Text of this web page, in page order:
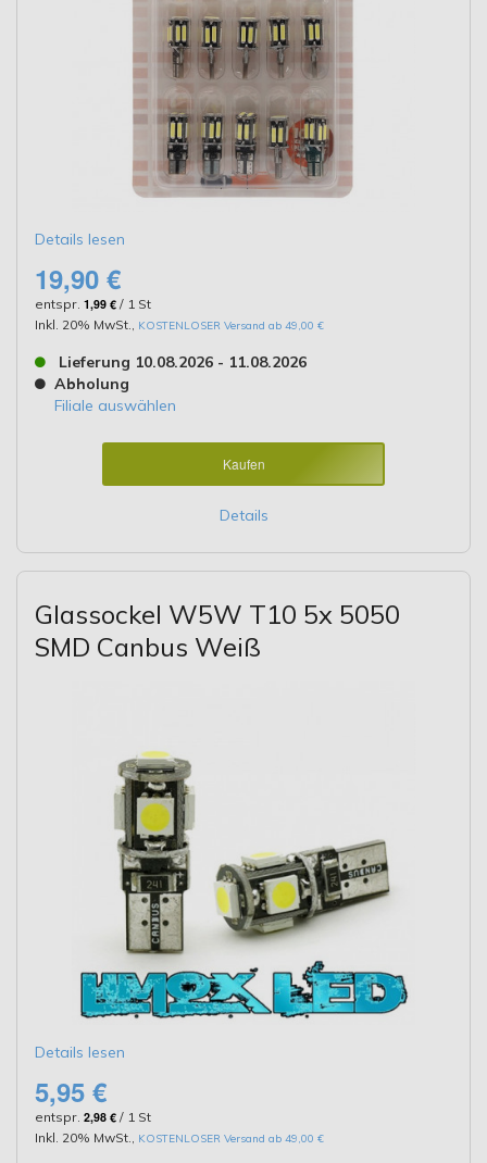
Details lesen
19,90 €
entspr. 1,99 € / 1 St
Inkl. 20% MwSt.
KOSTENLOSER Versand ab 49,00 €
Lieferung 10.08.2026 - 11.08.2026
Abholung
Filiale auswählen
Kaufen
Details
Glassockel W5W T10 5x 5050
SMD Canbus Weiß
Details lesen
5,95 €
entspr. 2,98 € / 1 St
Inkl. 20% MwSt.
KOSTENLOSER Versand ab 49,00 €